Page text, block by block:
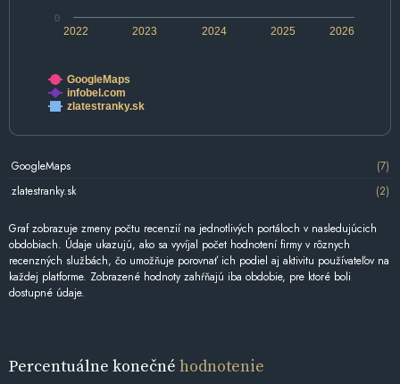
2022 2024 2026
2023 2025
0
GoogleMaps
infobel.com
zlatestranky.sk
GoogleMaps
(7)
zlatestranky.sk
(2)
Graf zobrazuje zmeny počtu recenzií na jednotlivých portáloch v nasledujúcich
obdobiach. Údaje ukazujú, ako sa vyvíjal počet hodnotení firmy v rôznych
recenzných službách, čo umožňuje porovnať ich podiel aj aktivitu používateľov na
každej platforme. Zobrazené hodnoty zahŕňajú iba obdobie, pre ktoré boli
dostupné údaje.
Percentuálne konečné hodnotenie